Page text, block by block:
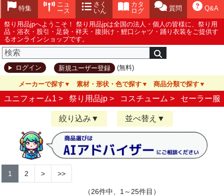
Q&A
質問
カタ
ログ
さく
いん
ニュ
ース
特集
祭り用品jpへようこそ！ 祭り用品jpは全国の法人・個人の皆様に、祭り用
品・浴衣・股引・足袋・袢天・腹掛け・鯉口シャツ・踊り衣装をご提供す
るオンラインショップです。
ログイン 新規ユーザー登録 (無料)
メーカーで探す 素材・形状・色で探す 商品分類で探す
ユニフォーム1 > 祭り用品jp > コスチューム > セーラー服
絞り込み 並べ替え
1 2 > >>
（26件中、1～25件目）